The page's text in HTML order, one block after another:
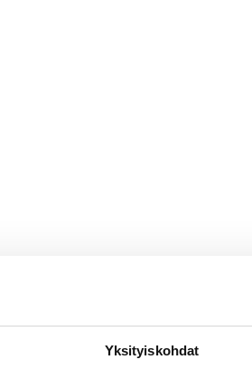
Yksityiskohdat